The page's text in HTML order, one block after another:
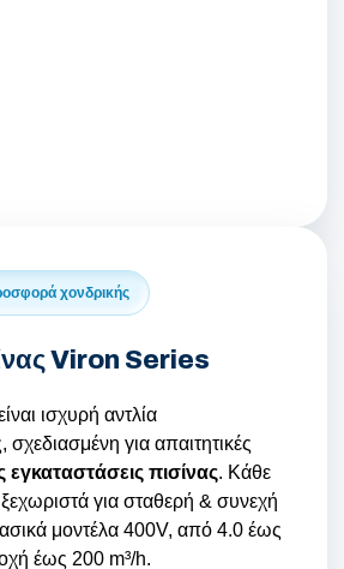
χονδρικής
Viron Series
ισχυρή αντλία
για απαιτητικές
εγκαταστάσεις πισίνας. Κάθε
ξεχωριστά για σταθερή & συνεχή
μοντέλα 400V, από 4.0 έως
έως 200 m³/h.